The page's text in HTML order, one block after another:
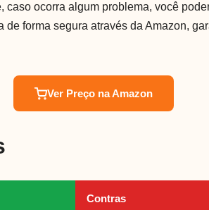
caso ocorra algum problema, você
de forma segura através da Amazon,
Ver Preço na Amazon
Contras